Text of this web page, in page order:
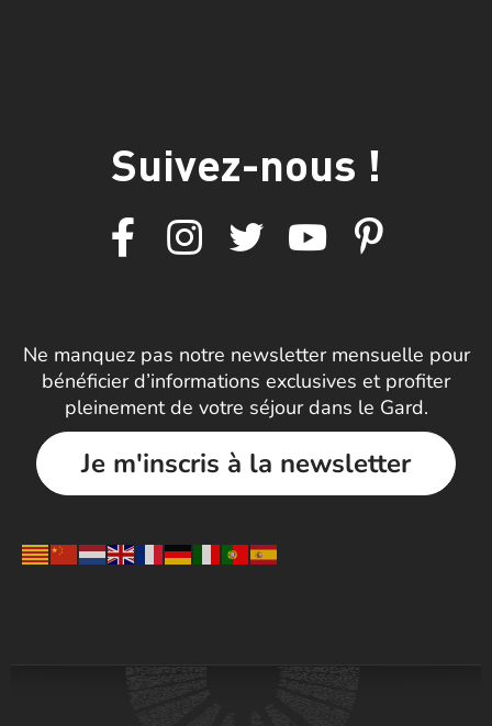
Suivez-nous !
Ne manquez pas notre newsletter mensuelle pour
bénéficier d’informations exclusives et profiter
pleinement de votre séjour dans le Gard.
Je m'inscris à la newsletter